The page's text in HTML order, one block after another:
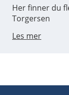
Her finner du
Torgersen
Les mer